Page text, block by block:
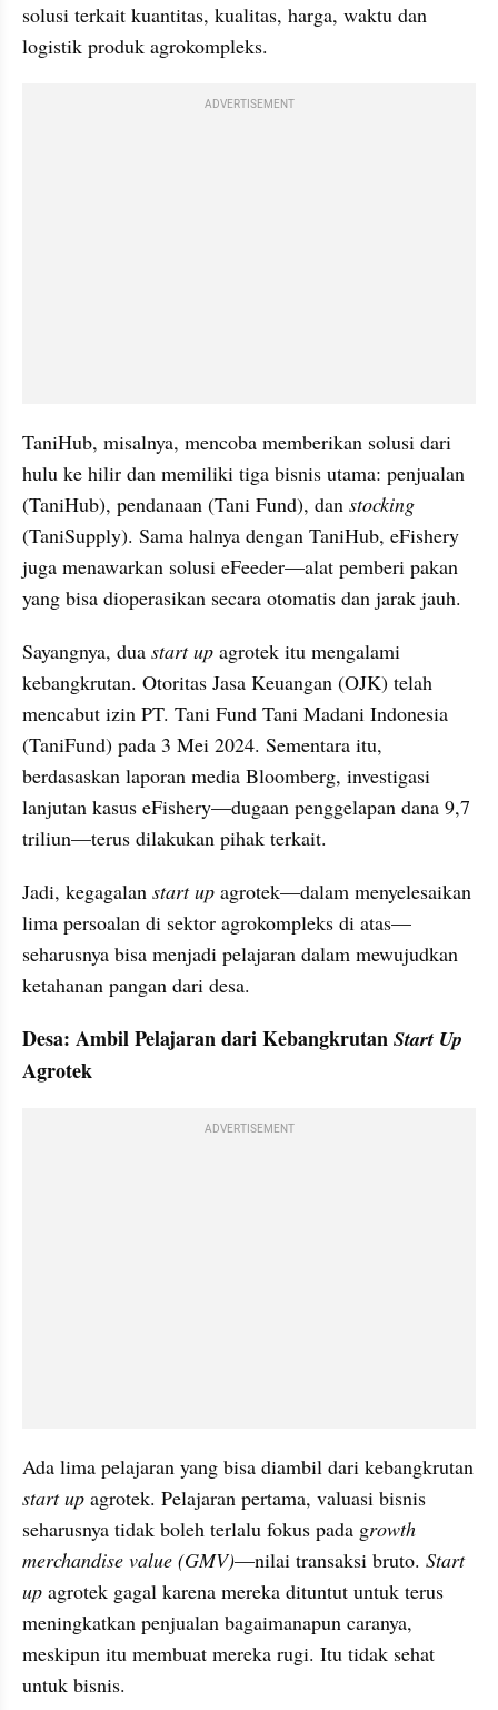
solusi terkait kuantitas, kualitas, harga, waktu dan
logistik produk agrokompleks.
ADVERTISEMENT
TaniHub, misalnya, mencoba memberikan solusi dari
hulu ke hilir dan memiliki tiga bisnis utama: penjualan
(TaniHub), pendanaan (Tani Fund), dan stocking
(TaniSupply). Sama halnya dengan TaniHub, eFishery
juga menawarkan solusi eFeeder—alat pemberi pakan
yang bisa dioperasikan secara otomatis dan jarak jauh.
Sayangnya, dua start up agrotek itu mengalami
kebangkrutan. Otoritas Jasa Keuangan (OJK) telah
mencabut izin PT. Tani Fund Tani Madani Indonesia
(TaniFund) pada 3 Mei 2024. Sementara itu,
berdasaskan laporan media Bloomberg, investigasi
lanjutan kasus eFishery—dugaan penggelapan dana 9,7
triliun—terus dilakukan pihak terkait.
Jadi, kegagalan start up agrotek—dalam menyelesaikan
lima persoalan di sektor agrokompleks di atas—
seharusnya bisa menjadi pelajaran dalam mewujudkan
ketahanan pangan dari desa.
Desa: Ambil Pelajaran dari Kebangkrutan Start Up
Agrotek
ADVERTISEMENT
start up agrotek. Pelajaran pertama, valuasi bisnis
seharusnya tidak boleh terlalu fokus pada growth
merchandise value (GMV)—nilai transaksi bruto. Start
up agrotek gagal karena mereka dituntut untuk terus
meningkatkan penjualan bagaimanapun caranya,
meskipun itu membuat mereka rugi. Itu tidak sehat
untuk bisnis.